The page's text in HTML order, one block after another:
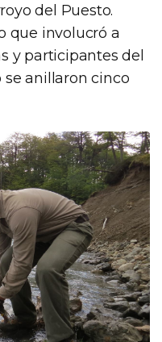
del Puesto.
que involucró a
y participantes del
anillaron cinco